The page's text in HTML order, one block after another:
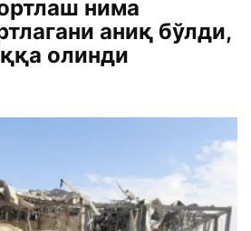
нима
аниқ бўлди,
олинди